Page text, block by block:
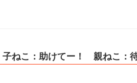
子ねこ：助けてー！ 親ねこ：